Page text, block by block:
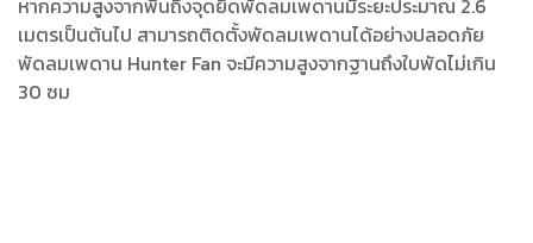
หากความสูงจากพื้นถึงจุดยึดพัดลมเพดานมีระยะประมาณ 2.6
เมตรเป็นต้นไป สามารถติดตั้งพัดลมเพดานได้อย่างปลอดภัย
พัดลมเพดาน Hunter Fan จะมีความสูงจากฐานถึงใบพัดไม่เกิน
30 ซม